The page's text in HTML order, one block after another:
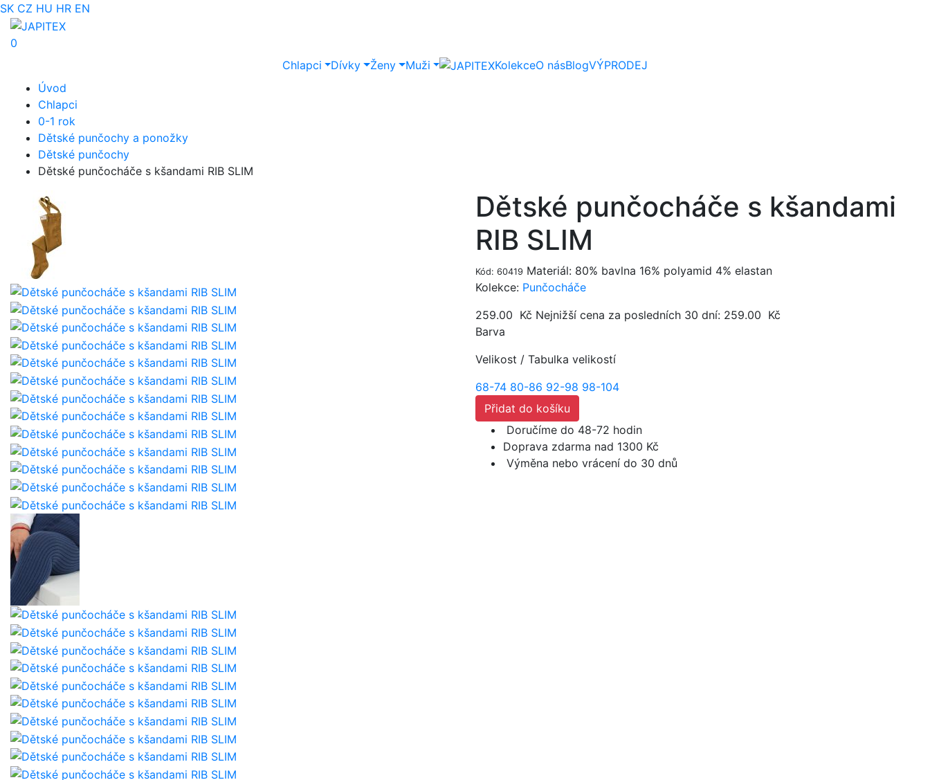
SK CZ HU HR EN
0
Chlapci
Dívky Ženy Muži KolekceO násBlogVÝPRODEJ
Úvod
Chlapci
0-1 rok
Dětské punčochy a ponožky
Dětské punčochy
Dětské punčocháče s kšandami RIB SLIM
Dětské punčocháče s kšandami
RIB SLIM
Kód: 60419 Materiál: 80% bavlna 16% polyamid 4% elastan
Kolekce: Punčocháče
259.00 Kč Nejnižší cena za posledních 30 dní: 259.00 Kč
Barva
Velikost / Tabulka velikostí
68-74 80-86 92-98 98-104
Přidat do košíku
Doručíme do 48-72 hodin
Doprava zdarma nad 1300 Kč
Výměna nebo vrácení do 30 dnů